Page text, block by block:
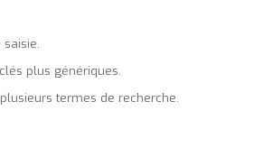
plus génériques.
termes de recherche.